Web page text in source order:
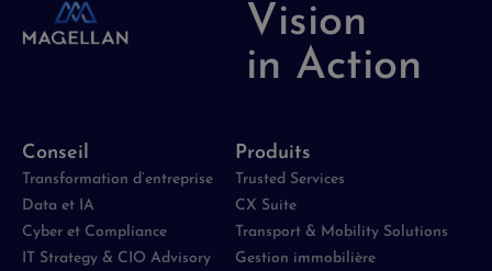
Vision
in Action
Conseil
Transformation d’entreprise
Data et IA
Cyber et Compliance
IT Strategy & CIO Advisory
Produits
Trusted Services
CX Suite
Transport & Mobility Solutions
Gestion immobilière